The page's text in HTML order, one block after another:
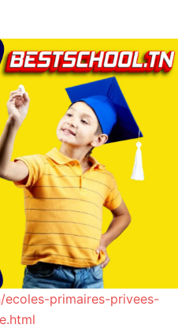
primaires-privees-